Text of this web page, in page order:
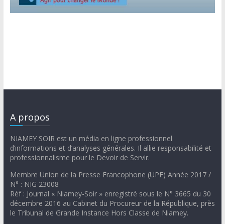
A propos
NIAMEY SOIR est un média en ligne professionnel
d’informations et d’analyses générales. Il allie responsabilité et
professionnalisme pour le Devoir de Servir.
Membre Union de la Presse Francophone (UPF) Année 2017 /
N° : NIG 23008
Réf : Journal « Niamey-Soir » enregistré sous le N° 3665 du 30
décembre 2016 au Cabinet du Procureur de la République, près
le Tribunal de Grande Instance Hors Classe de Niamey.